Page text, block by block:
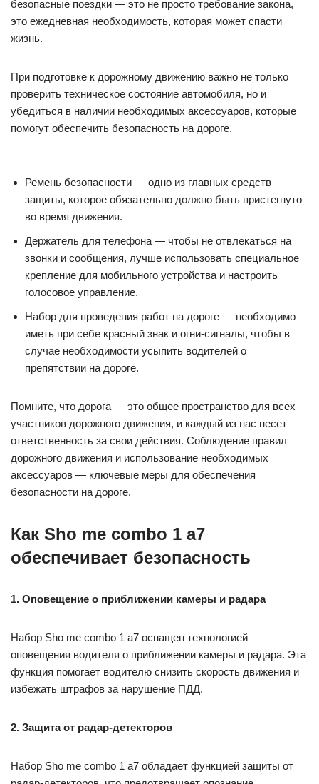
безопасные поездки — это не просто требование закона,
это ежедневная необходимость, которая может спасти
жизнь.
При подготовке к дорожному движению важно не только
проверить техническое состояние автомобиля, но и
убедиться в наличии необходимых аксессуаров, которые
помогут обеспечить безопасность на дороге.
Ремень безопасности — одно из главных средств
защиты, которое обязательно должно быть пристегнуто
во время движения.
Держатель для телефона — чтобы не отвлекаться на
звонки и сообщения, лучше использовать специальное
крепление для мобильного устройства и настроить
голосовое управление.
Набор для проведения работ на дороге — необходимо
иметь при себе красный знак и огни-сигналы, чтобы в
случае необходимости усыпить водителей о
препятствии на дороге.
Помните, что дорога — это общее пространство для всех
участников дорожного движения, и каждый из нас несет
ответственность за свои действия. Соблюдение правил
дорожного движения и использование необходимых
аксессуаров — ключевые меры для обеспечения
безопасности на дороге.
Как Sho me combo 1 а7
обеспечивает безопасность
1. Оповещение о приближении камеры и радара
Набор Sho me combo 1 а7 оснащен технологией
оповещения водителя о приближении камеры и радара. Эта
функция помогает водителю снизить скорость движения и
избежать штрафов за нарушение ПДД.
2. Защита от радар-детекторов
Набор Sho me combo 1 а7 обладает функцией защиты от